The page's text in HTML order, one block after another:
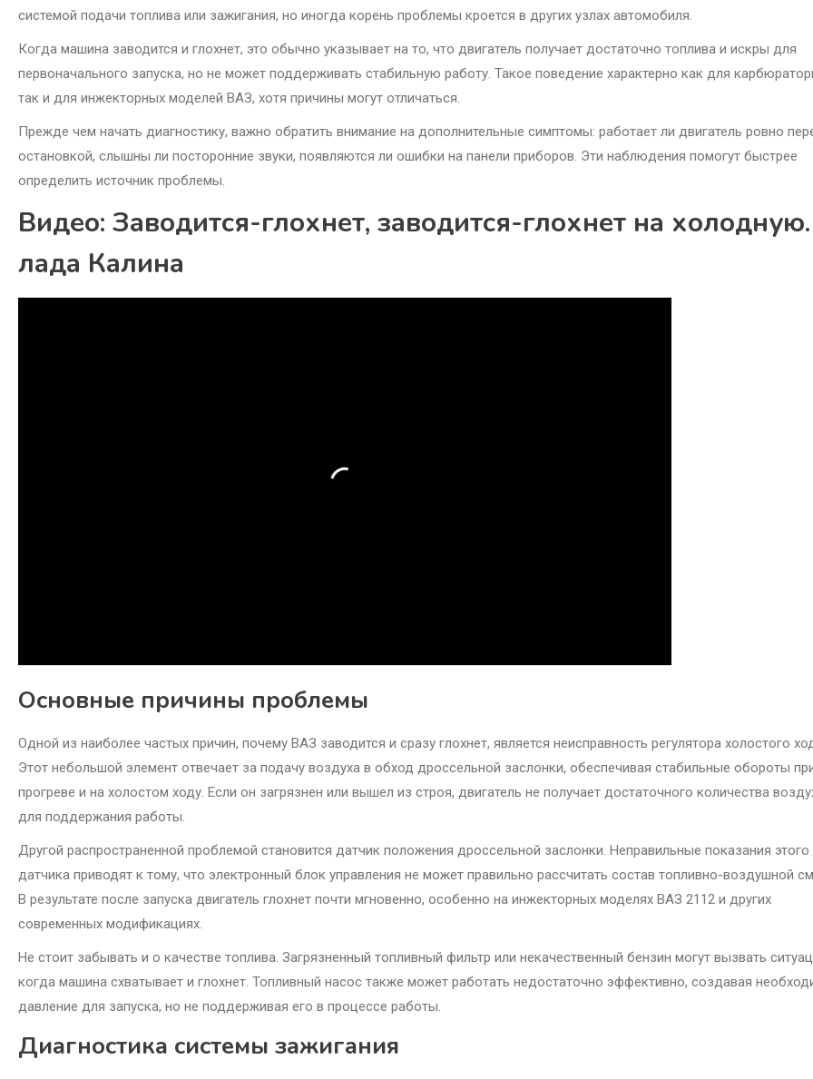
системой подачи топлива или зажигания, но иногда корень проблемы кроется в других узлах автомобиля.
Когда машина заводится и глохнет, это обычно указывает на то, что двигатель получает достаточно топлива и искры для
первоначального запуска, но не может поддерживать стабильную работу. Такое поведение характерно как для
так и для инжекторных моделей ВАЗ, хотя причины могут отличаться.
Прежде чем начать диагностику, важно обратить внимание на дополнительные симптомы: работает ли двигатель ровно
остановкой, слышны ли посторонние звуки, появляются ли ошибки на панели приборов. Эти наблюдения помогут быстрее
определить источник проблемы.
Видео: Заводится-глохнет, заводится-глохнет на холодную.
лада Калина
Основные причины проблемы
Одной из наиболее частых причин, почему ВАЗ заводится и сразу глохнет, является неисправность регулятора холостого
Этот небольшой элемент отвечает за подачу воздуха в обход дроссельной заслонки, обеспечивая стабильные обороты
прогреве и на холостом ходу. Если он загрязнен или вышел из строя, двигатель не получает достаточного количества
для поддержания работы.
Другой распространенной проблемой становится датчик положения дроссельной заслонки. Неправильные показания этого
датчика приводят к тому, что электронный блок управления не может правильно рассчитать состав топливно-воздушной
В результате после запуска двигатель глохнет почти мгновенно, особенно на инжекторных моделях ВАЗ 2112 и других
современных модификациях.
Не стоит забывать и о качестве топлива. Загрязненный топливный фильтр или некачественный бензин могут вызвать
когда машина схватывает и глохнет. Топливный насос также может работать недостаточно эффективно, создавая
давление для запуска, но не поддерживая его в процессе работы.
Диагностика системы зажигания